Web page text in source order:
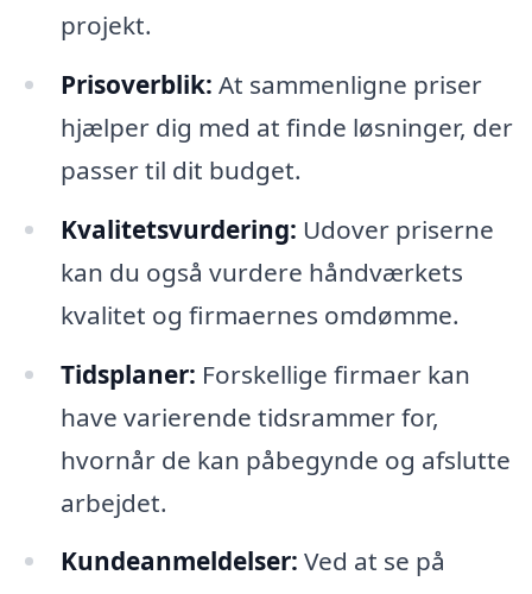
projekt.
Prisoverblik: At sammenligne priser
hjælper dig med at finde løsninger, der
passer til dit budget.
Kvalitetsvurdering: Udover priserne
kan du også vurdere håndværkets
kvalitet og firmaernes omdømme.
Tidsplaner: Forskellige firmaer kan
have varierende tidsrammer for,
hvornår de kan påbegynde og afslutte
arbejdet.
Kundeanmeldelser: Ved at se på